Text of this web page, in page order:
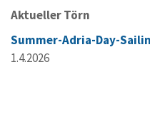
Aktueller Törn
Summer-Adria-Day-
1.4.2026